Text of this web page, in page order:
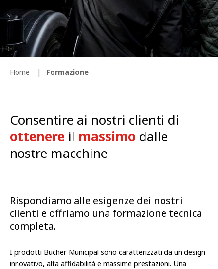
Home Formazione
Consentire ai nostri clienti di
ottenere il massimo dalle
nostre macchine
Rispondiamo alle esigenze dei nostri
clienti e offriamo una formazione tecnica
completa.
I prodotti Bucher Municipal sono caratterizzati da un design
innovativo, alta affidabilità e massime prestazioni. Una